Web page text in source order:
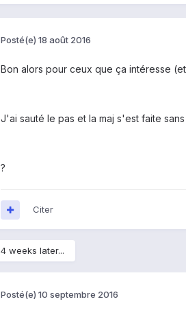
Posté(e) 18 août 2016
Bon alors pour ceux que ça intéresse
J'ai sauté le pas et la maj s'est faite
?
Citer
4 weeks later...
Posté(e) 10 septembre 2016